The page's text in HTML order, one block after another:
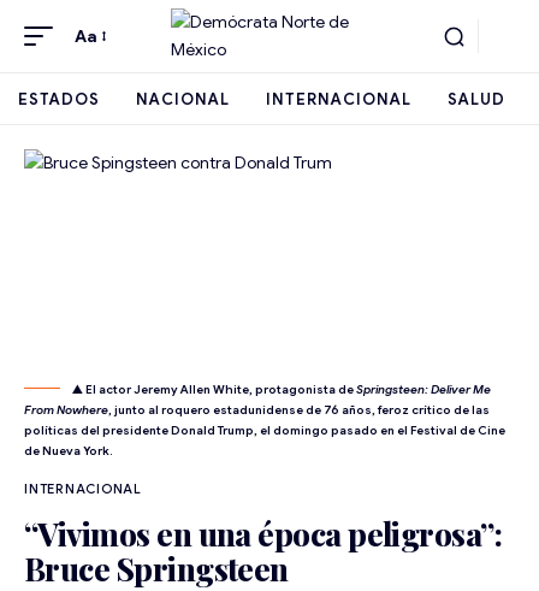
Aa
ESTADOS NACIONAL INTERNACIONAL SALUD
▲ El actor Jeremy Allen White, protagonista deSpringsteen: Deliver Me
From Nowhere , junto al roquero estadunidense de 76 años, feroz crítico de las
políticas del presidente Donald Trump, el domingo pasado en el Festival de Cine
de Nueva York.
INTERNACIONAL
“Vivimos en una época peligrosa”:
Bruce Springsteen